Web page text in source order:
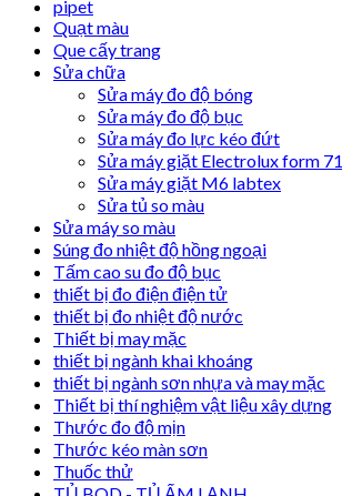
pipet
Quạt màu
Que cấy trang
Sửa chữa
Sửa máy đo độ bóng
Sửa máy đo độ bục
Sửa máy đo lực kéo đứt
Sửa máy giặt Electrolux form 71
Sửa máy giặt M6 labtex
Sửa tủ so màu
Sửa máy so màu
Súng đo nhiệt độ hồng ngoại
Tấm cao su đo độ bục
thiết bị đo điện điện tử
thiết bị đo nhiệt độ nước
Thiết bị may mặc
thiết bị ngành khai khoáng
thiết bị ngành sơn nhựa và may mặc
Thiết bị thí nghiệm vật liệu xây dựng
Thước đo độ mịn
Thước kéo màn sơn
Thuốc thử